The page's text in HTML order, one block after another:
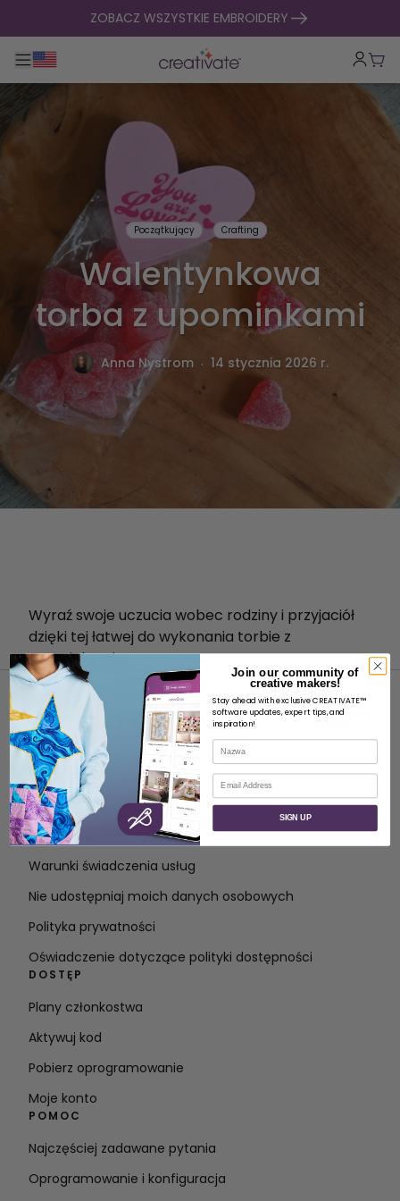
Przejdź do treściZOBACZ WSZYSTKIE EMBROIDERY
Przełącz główną nawigację
Początkujący Crafting
Walentynkowa
torba z upominkami
Anna Nystrom . 14 stycznia 2026 r.
Wyraź swoje uczucia wobec rodziny i przyjaciół
dzięki tej łatwej do wykonania torbie z
upominkami.
O
O SVP Worldwide
Kontakt
Warunki świadczenia usług
Nie udostępniaj moich danych osobowych
Polityka prywatności
Oświadczenie dotyczące polityki dostępności
DOSTĘP
Plany członkostwa
Aktywuj kod
Pobierz oprogramowanie
Moje konto
POMOC
Najczęściej zadawane pytania
Oprogramowanie i konfiguracja
Join our community of
creative makers!
Stay ahead with exclusive CREATIVATE™
software updates, expert tips, and
inspiration!
Nazwa
E-mail
SIGN UP